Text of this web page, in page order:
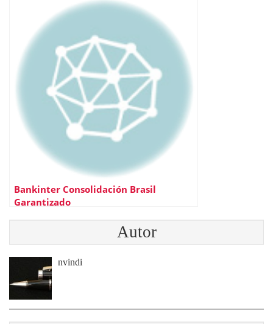
Bankinter Consolidación Brasil
Garantizado
Autor
nvindi